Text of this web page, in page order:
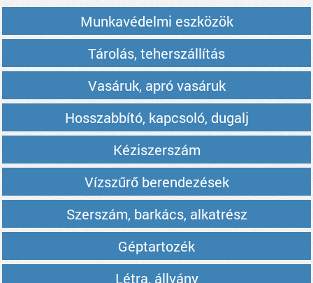
Munkavédelmi eszközök
Tárolás, teherszállítás
Vasáruk, apró vasáruk
Hosszabbító, kapcsoló, dugalj
Kéziszerszám
Vízszűrő berendezések
Szerszám, barkács, alkatrész
Géptartozék
Létra, állvány